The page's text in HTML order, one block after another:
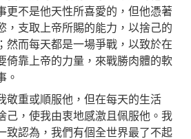
更不是他天性所喜愛的，但他憑著
，支取上帝所賜的能力，以捨己的
然而每天都是一場爭戰，以致於在
倚靠上帝的力量，來戰勝肉體的軟
。
重或順服他，但在每天的生活
己，使我由衷地感激且佩服他。我
致認為，我們有個全世界最了不起